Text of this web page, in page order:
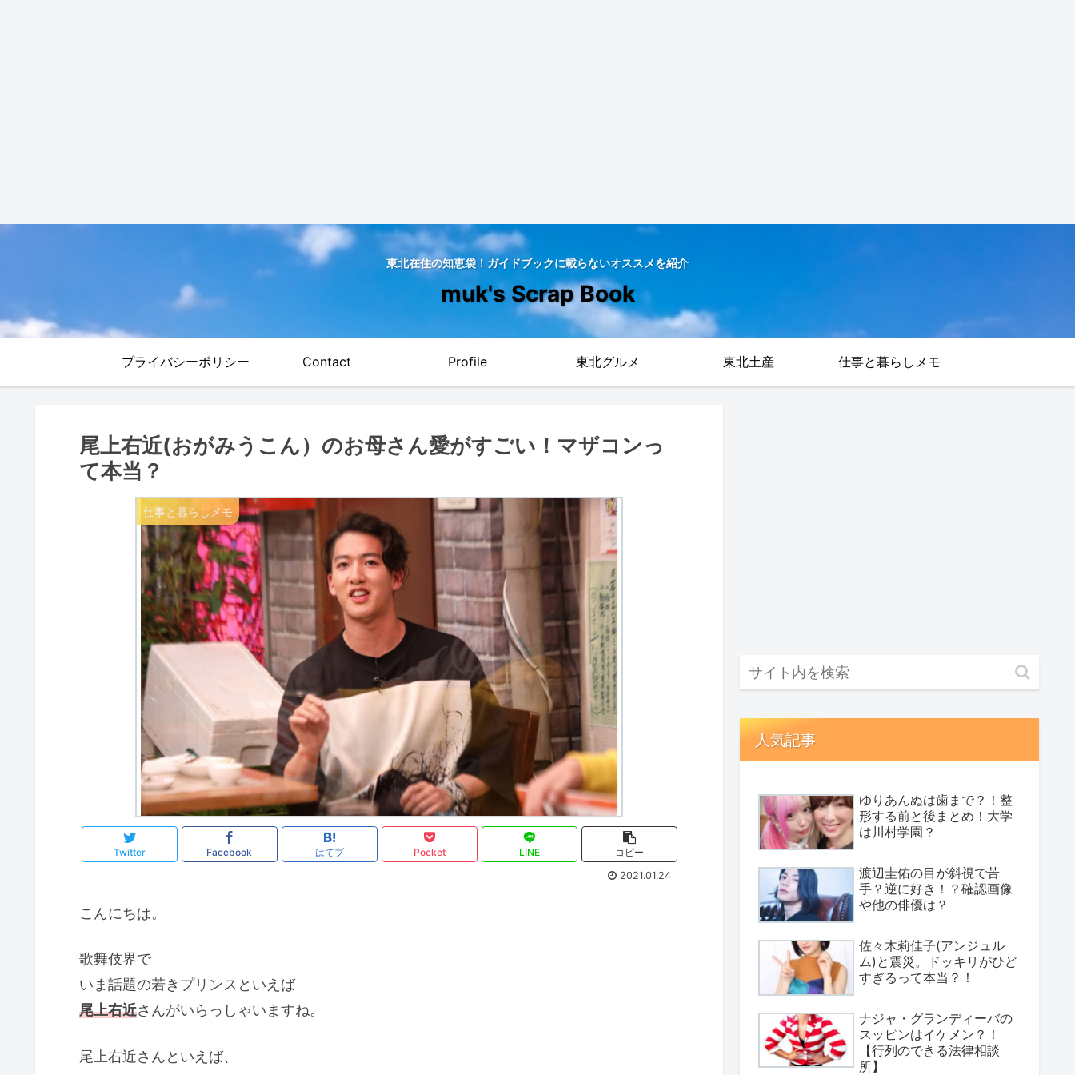
東北在住の知恵袋！ガイドブックに載らないオススメを紹介
muk's Scrap Book
プライバシーポリシー Contact Profile 東北グルメ 東北土産 仕事と暮らしメモ
尾上右近(おがみうこん）のお母さん愛がすごい！マザコンっ
て本当？
仕事と暮らしメモ
Twitter Facebook はてブ Pocket LINE
コピー
2021.01.24
こんにちは。
歌舞伎界で
いま話題の若きプリンスといえば
尾上右近さんがいらっしゃいますね。
尾上右近さんといえば、
人気記事
ゆりあんぬは歯まで？！整
形する前と後まとめ！大学
は川村学園？
渡辺圭佑の目が斜視で苦
手？逆に好き！？確認画像
や他の俳優は？
佐々木莉佳子(アンジュル
ム)と震災。ドッキリがひど
すぎるって本当？！
ナジャ・グランディーバの
スッピンはイケメン？！
【行列のできる法律相談
所】